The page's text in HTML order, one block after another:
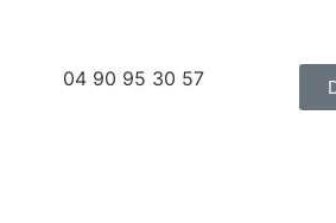
04 90 95 30 57